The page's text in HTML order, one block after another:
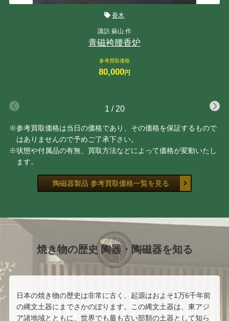
香木
諏訪 蘇山 作
青磁袴腰香炉
参考買取価格
80,000円
1 / 20
※参考買取価格は当日の価格であり、その価格を保証するもので
はありませんので予めご了承下さい。
※状態や付属品の有無、買取方法などによって価格が変動いたし
ます。
陶磁器製品 参考買取価格一覧を見る
焼き物の歴史 陶器・陶磁器を知る
日本の焼き物の歴史は非常に古く、起源はおよそ1万6千年前
の縄文土器にまでさかのぼります。この縄文土器は、東アジ
ア諸地域とともに、世界でも最も古い部類の土器として知ら